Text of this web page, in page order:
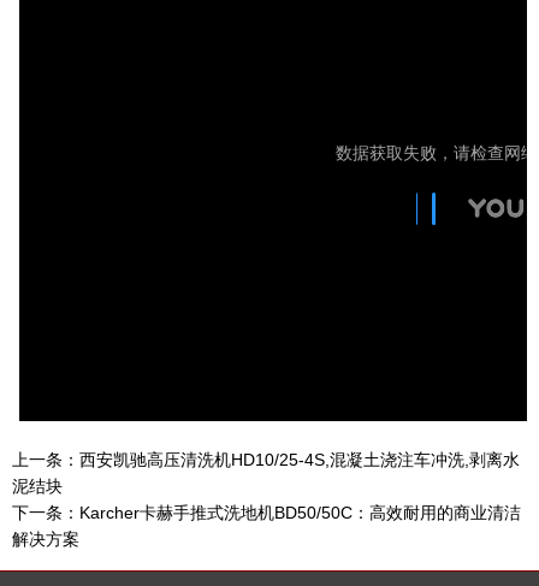
上一条： 西安凯驰高压清洗机HD10/25-4S,混凝土浇注车冲洗,剥离水
泥结块
下一条： Karcher卡赫手推式洗地机BD50/50C：高效耐用的商业清洁
解决方案